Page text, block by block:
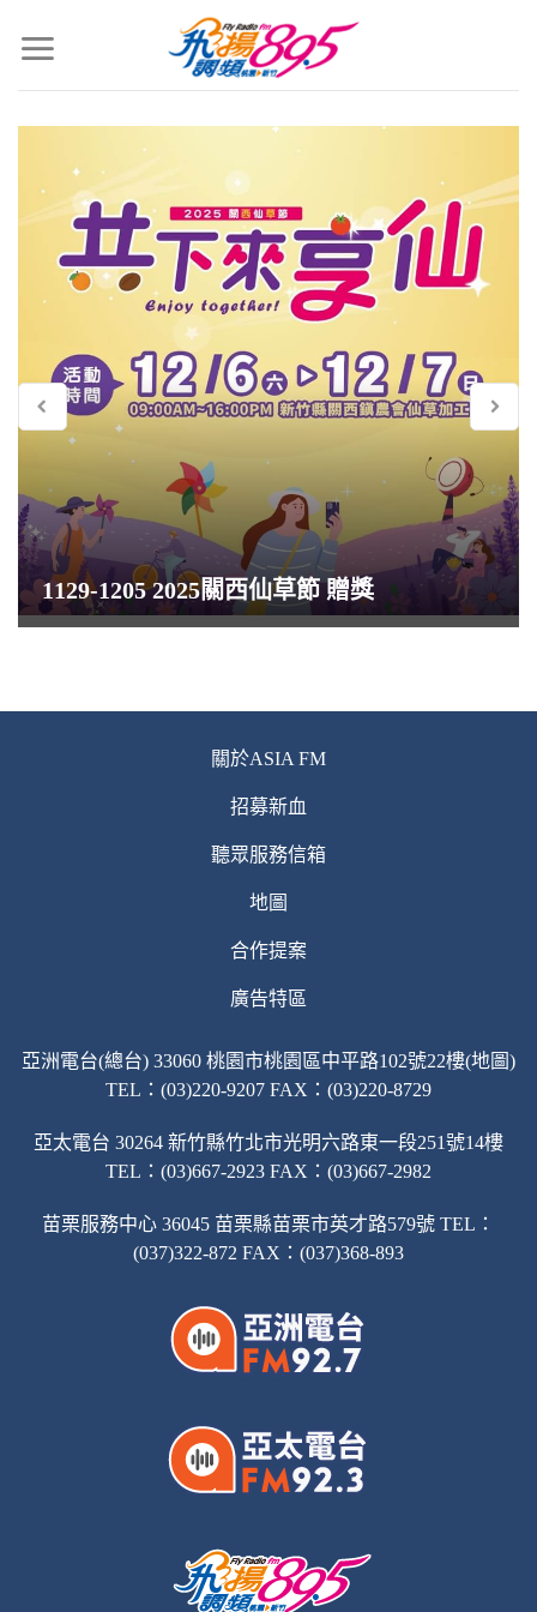
1129-1205 2025關西仙草節 贈獎
關於ASIA FM
招募新血
聽眾服務信箱
地圖
合作提案
廣告特區
亞洲電台(總台) 33060 桃園市桃園區中平路102號22樓(地圖)
TEL：(03)220-9207 FAX：(03)220-8729
亞太電台 30264 新竹縣竹北市光明六路東一段251號14樓
TEL：(03)667-2923 FAX：(03)667-2982
苗栗服務中心 36045 苗栗縣苗栗市英才路579號 TEL：
(037)322-872 FAX：(037)368-893